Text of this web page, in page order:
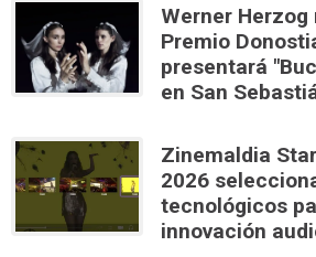
Werner
Premio
presentará
en San
Zinemaldia
2026
tecnológicos
innovación